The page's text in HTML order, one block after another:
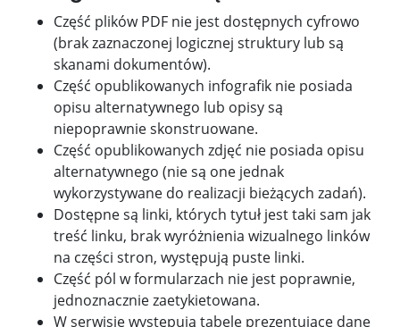
Część plików PDF nie jest dostępnych cyfrowo
(brak zaznaczonej logicznej struktury lub są
skanami dokumentów).
Część opublikowanych infografik nie posiada
opisu alternatywnego lub opisy są
niepoprawnie skonstruowane.
Część opublikowanych zdjęć nie posiada opisu
alternatywnego (nie są one jednak
wykorzystywane do realizacji bieżących zadań).
Dostępne są linki, których tytuł jest taki sam jak
treść linku, brak wyróżnienia wizualnego linków
na części stron, występują puste linki.
Część pól w formularzach nie jest poprawnie,
jednoznacznie zaetykietowana.
W serwisie występują tabele prezentujące dane